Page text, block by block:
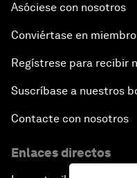
Asóciese con nosotros
Conviértase en miembro
Regístrese para recibir
Suscríbase a nuestros
Contacte con nosotros
Enlaces directos